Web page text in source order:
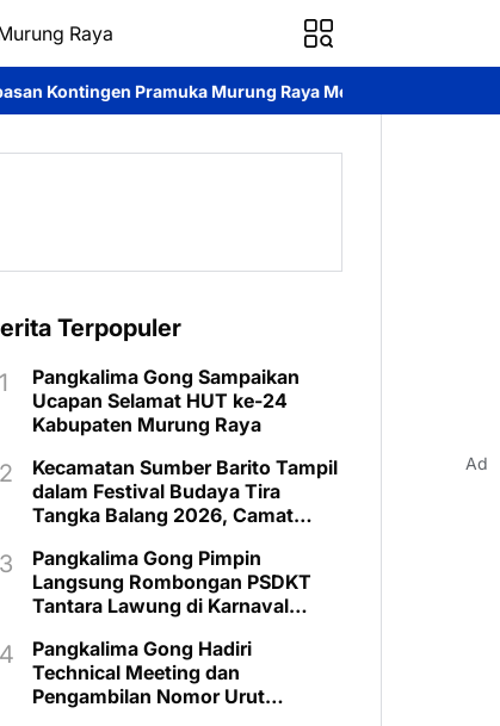
Raya
Murung Raya Menuju Jambore Nasional XII 2026
Terpopuler
Pangkalima Gong Sampaikan
Ucapan Selamat HUT ke-24
Kabupaten Murung Raya
Kecamatan Sumber Barito Tampil
dalam Festival Budaya Tira
Tangka Balang 2026, Camat
Pangkalima Gong Pimpin
Langsung Rombongan PSDKT
Tantara Lawung di Karnaval
Pangkalima Gong Hadiri
Technical Meeting dan
Pengambilan Nomor Urut
Ad